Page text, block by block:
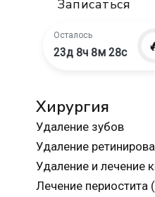
Записаться
Осталось
23д 8ч 8м 27с
Хирургия
Удаление зубов
Удаление
Удаление и лечение
Лечение периостита